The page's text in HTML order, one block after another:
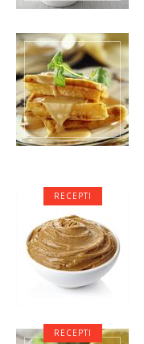
RECEPTI
RECEPTI